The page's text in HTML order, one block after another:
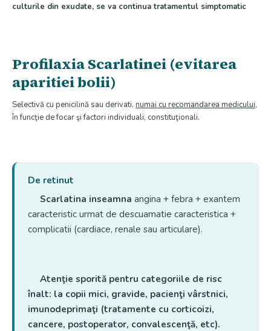
culturile din exudate, se va continua tratamentul simptomatic
Profilaxia Scarlatinei (evitarea
aparitiei bolii)
Selectivă cu penicilină sau derivati, numai cu recomandarea medicului,
în funcţie de focar şi factori individuali, constituţionali.
De retinut
Scarlatina inseamna angina + febra + exantem
caracteristic urmat de descuamatie caracteristica +
complicatii (cardiace, renale sau articulare).
Atenţie sporită pentru categoriile de risc
înalt: la copii mici, gravide, pacienţi vârstnici,
imunodeprimaţi (tratamente cu corticoizi,
cancere, postoperator, convalescenţă, etc).